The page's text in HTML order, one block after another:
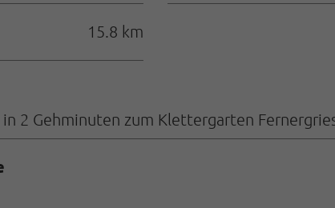
15.8 km
2 Gehminuten zum Klettergarten